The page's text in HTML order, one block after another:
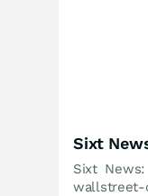
Sixt
Sixt
wallstreet-